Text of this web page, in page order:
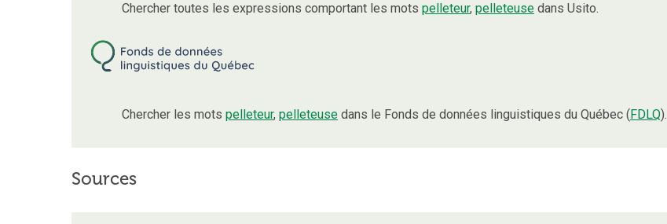
Chercher toutes les expressions comportant les mots pelleteur, pelleteuse dans Usito.
Chercher les mots pelleteur, pelleteuse dans le Fonds de données linguistiques du Québec (FDLQ).
Sources